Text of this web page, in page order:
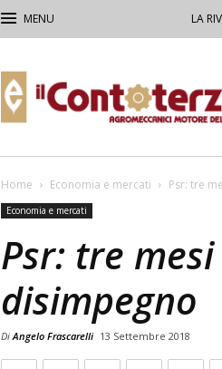
LA
Contoterzista
Home Economia e mercati Psr: tre
Economia e mercati
Psr: tre
disimpegno
DiAngelo Frascarelli 13 Settembre 2018